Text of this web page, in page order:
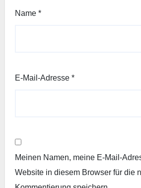
Name *
E-Mail-Adresse *
Meinen Namen, meine E-Mail-
Website in diesem Browser für die